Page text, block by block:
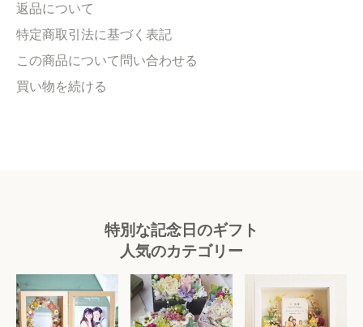
返品について
特定商取引法に基づく表記
この商品について問い合わせる
買い物を続ける
特別な記念日のギフト
人気のカテゴリー